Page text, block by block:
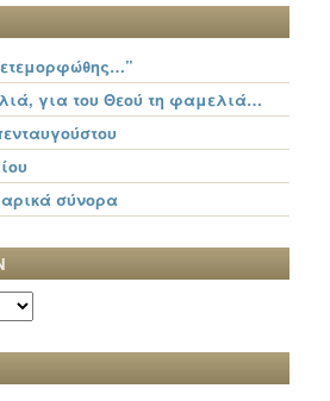
για του Θεού τη φαμελιά…
σύνορα